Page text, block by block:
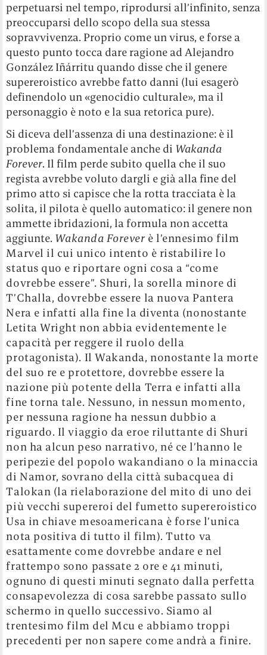
perpetuarsi nel tempo, riprodursi all’infinito, senza
preoccuparsi dello scopo della sua stessa
sopravvivenza. Proprio come un virus, e forse a
questo punto tocca dare ragione ad Alejandro
González Iñárritu quando disse che il genere
supereroistico avrebbe fatto danni (lui esagerò
definendolo un «genocidio culturale», ma il
personaggio è noto e la sua retorica pure).
Si diceva dell’assenza di una destinazione: è il
problema fondamentale anche di Wakanda
Forever. Il film perde subito quella che il suo
regista avrebbe voluto dargli e già alla fine del
primo atto si capisce che la rotta tracciata è la
solita, il pilota è quello automatico: il genere non
ammette ibridazioni, la formula non accetta
aggiunte. Wakanda Forever è l’ennesimo film
Marvel il cui unico intento è ristabilire lo
status quo e riportare ogni cosa a “come
dovrebbe essere”. Shuri, la sorella minore di
T’Challa, dovrebbe essere la nuova Pantera
Nera e infatti alla fine la diventa (nonostante
Letita Wright non abbia evidentemente le
capacità per reggere il ruolo della
protagonista). Il Wakanda, nonostante la morte
del suo re e protettore, dovrebbe essere la
nazione più potente della Terra e infatti alla
fine torna tale. Nessuno, in nessun momento,
per nessuna ragione ha nessun dubbio a
riguardo. Il viaggio da eroe riluttante di Shuri
non ha alcun peso narrativo, né ce l’hanno le
peripezie del popolo wakandiano o la minaccia
di Namor, sovrano della città subacquea di
Talokan (la rielaborazione del mito di uno dei
più vecchi supereroi del fumetto supereroistico
Usa in chiave mesoamericana è forse l’unica
nota positiva di tutto il film). Tutto va
esattamente come dovrebbe andare e nel
frattempo sono passate 2 ore e 41 minuti,
ognuno di questi minuti segnato dalla perfetta
consapevolezza di cosa sarebbe passato sullo
schermo in quello successivo. Siamo al
trentesimo film del Mcu e abbiamo troppi
precedenti per non sapere come andrà a finire.